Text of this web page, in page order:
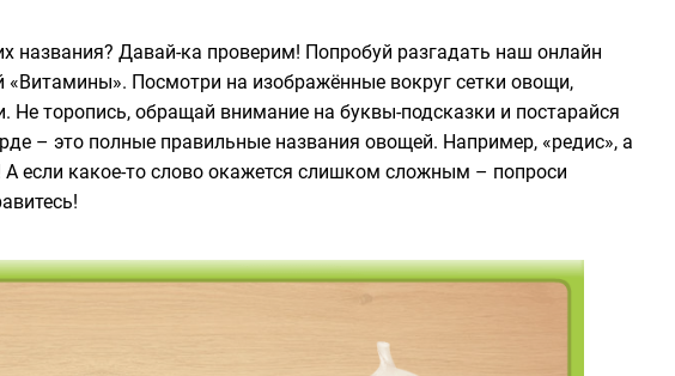
названия? Давай-ка проверим! Попробуй разгадать наш онлайн
Посмотри на изображённые вокруг сетки овощи,
торопись, обращай внимание на буквы-подсказки и постарайся
– это полные правильные названия овощей. Например, «редис», а
А если какое-то слово окажется слишком сложным – попроси